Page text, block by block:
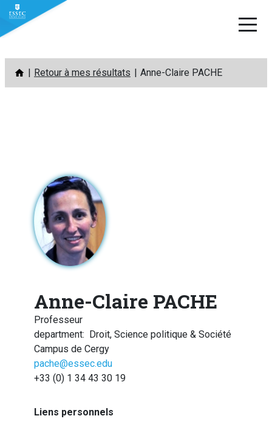
Aller
contenu
Retour à mes résultats Anne-Claire PACHE
Anne-Claire PACHE
Professeur
department:
Droit, Science politique & Société
Campus de Cergy
pache@essec.edu
+33 (0) 1 34 43 30 19
Liens personnels